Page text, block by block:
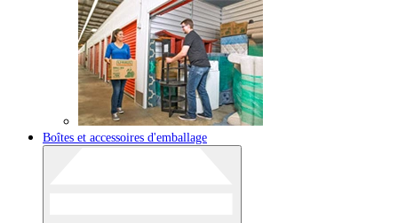
Boîtes et accessoires d'emballage